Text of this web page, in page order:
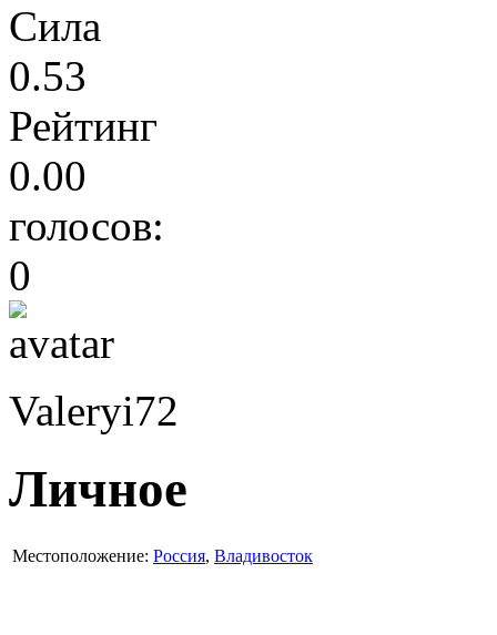
Сила
0.53
Рейтинг
0.00
голосов:
0
Valeryi72
Личное
Местоположение: Россия, Владивосток